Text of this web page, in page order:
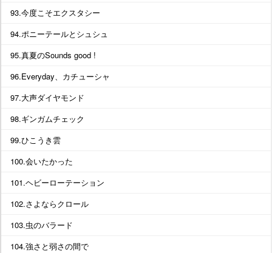
93.今度こそエクスタシー
94.ポニーテールとシュシュ
95.真夏のSounds good !
96.Everyday、カチューシャ
97.大声ダイヤモンド
98.ギンガムチェック
99.ひこうき雲
100.会いたかった
101.ヘビーローテーション
102.さよならクロール
103.虫のバラード
104.強さと弱さの間で